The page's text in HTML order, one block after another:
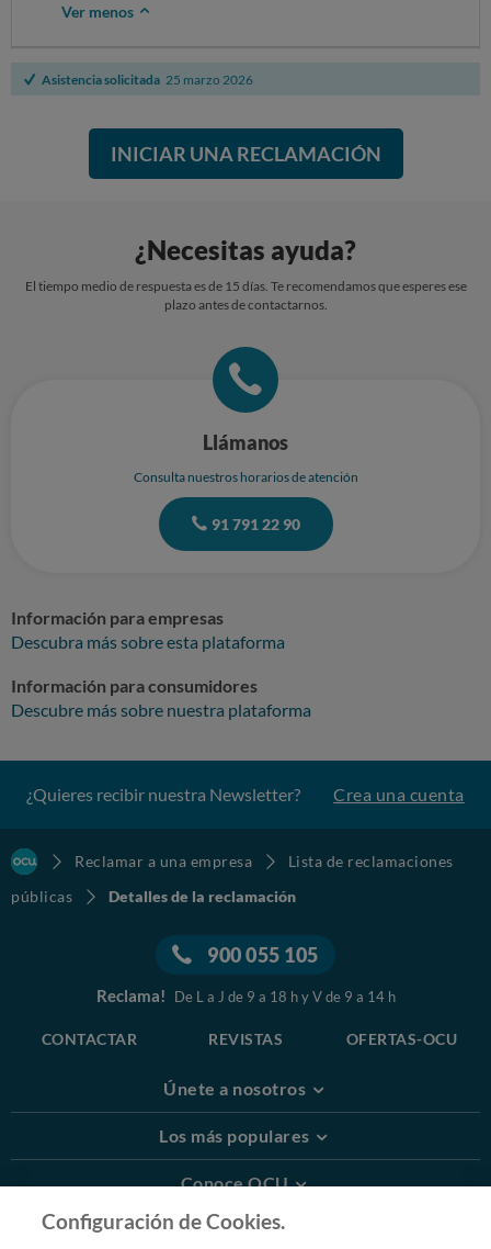
Ver menos
Asistencia solicitada 25 marzo 2026
INICIAR UNA RECLAMACIÓN
¿Necesitas ayuda?
El tiempo medio de respuesta es de 15 días. Te recomendamos que esperes ese
plazo antes de contactarnos.
Llámanos
Consulta nuestros horarios de atención
91 791 22 90
Información para empresas
Descubra más sobre esta plataforma
Información para consumidores
Descubre más sobre nuestra plataforma
¿Quieres recibir nuestra Newsletter? Crea una cuenta
Reclamar a una empresa
Lista de reclamaciones
públicas
Detalles de la reclamación
900 055 105
Reclama! De L a J de 9 a 18 h y V de 9 a 14 h
CONTACTAR REVISTAS OFERTAS-OCU
Únete a nosotros
Los más populares
Conoce OCU
Más Información
Configuración de Cookies.